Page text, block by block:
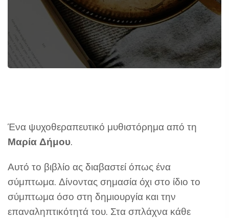
Ένα ψυχοθεραπευτικό μυθιστόρημα από τη
Μαρία Δήμου.
Αυτό το βιβλίο ας διαβαστεί όπως ένα
σύμπτωμα. Δίνοντας σημασία όχι στο ίδιο το
σύμπτωμα όσο στη δημιουργία και την
επαναληπτικότητά του. Στα σπλάχνα κάθε